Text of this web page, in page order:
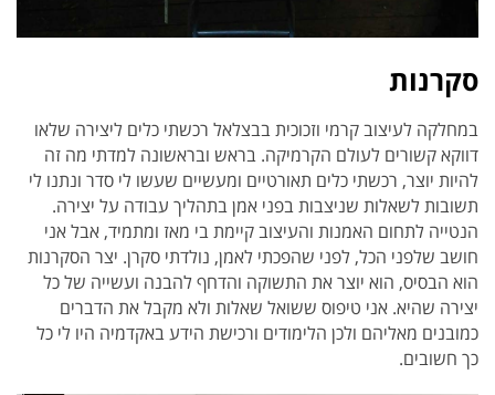
סקרנות
במחלקה לעיצוב קרמי וזכוכית בבצלאל רכשתי כלים ליצירה שלאו
דווקא קשורים לעולם הקרמיקה. בראש ובראשונה למדתי מה זה
להיות יוצר, רכשתי כלים תאורטיים ומעשיים שעשו לי סדר ונתנו לי
תשובות לשאלות שניצבות בפני אמן בתהליך עבודה על יצירה.
הנטייה לתחום האמנות והעיצוב קיימת בי מאז ומתמיד, אבל אני
חושב שלפני הכל, לפני שהפכתי לאמן, נולדתי סקרן. יצר הסקרנות
הוא הבסיס, הוא יוצר את התשוקה והדחף להבנה ועשייה של כל
יצירה שהיא. אני טיפוס ששואל שאלות ולא מקבל את הדברים
כמובנים מאליהם ולכן הלימודים ורכישת הידע באקדמיה היו לי כל
כך חשובים.